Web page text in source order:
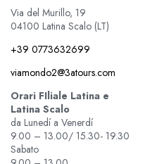
Via del Murillo, 19
04100 Latina Scalo (LT)
+39 0773632699
viamondo2@3atours.com
Orari FIliale Latina e
Latina Scalo
da Lunedí a Venerdí
9.00 – 13.00/ 15.30- 19.30
Sabato